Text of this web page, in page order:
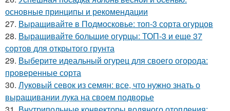
основные принципы и рекомендации
27. Выращивайте в Подмосковье: топ-3 сорта огурцов
28. Выращивайте большие огурцы: ТОП-3 и еще 37
сортов для открытого грунта
29. Выберите идеальный огурец для своего огорода:
проверенные сорта
30. Луковый севок из семян: все, что нужно знать о
выращивании лука на своем подворье